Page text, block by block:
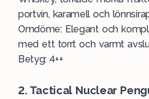
portvin, karamell och
Omdöme: Elegant och
med ett torrt och varmt
Betyg: 4++
2. Tactical Nuclear